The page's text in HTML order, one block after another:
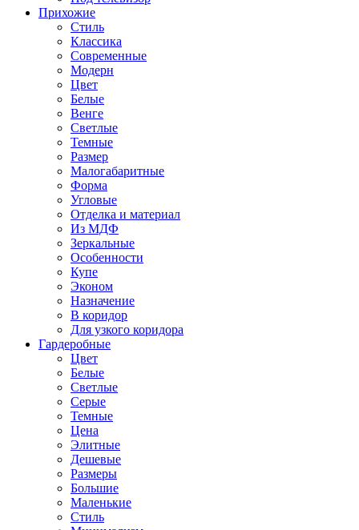
Прихожие
Стиль
Классика
Современные
Модерн
Цвет
Белые
Венге
Светлые
Темные
Размер
Малогабаритные
Форма
Угловые
Отделка и материал
Из МДФ
Зеркальные
Особенности
Купе
Эконом
Назначение
В коридор
Для узкого коридора
Гардеробные
Цвет
Белые
Светлые
Серые
Темные
Цена
Элитные
Дешевые
Размеры
Большие
Маленькие
Стиль